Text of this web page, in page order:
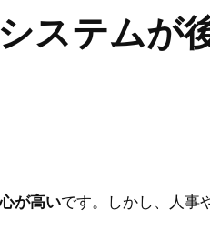
ステムが
が高いです。しかし、人事